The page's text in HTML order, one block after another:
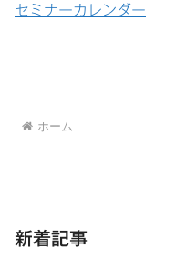
セミナーカレンダー
ホーム
新着記事